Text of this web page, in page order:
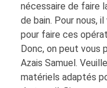
nécessaire de faire
de bain. Pour nous,
pour faire ces
Donc, on peut vous
Azais Samuel.
matériels adaptés